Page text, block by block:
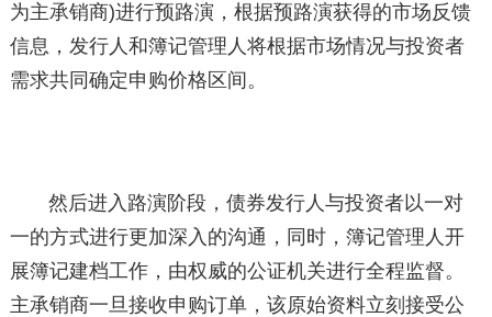
为主承销商)进行预路演，根据预路演获得的市场反馈
信息，发行人和簿记管理人将根据市场情况与投资者
需求共同确定申购价格区间。
然后进入路演阶段，债券发行人与投资者以一对
一的方式进行更加深入的沟通，同时，簿记管理人开
展簿记建档工作，由权威的公证机关进行全程监督。
主承销商一旦接收申购订单，该原始资料立刻接受公